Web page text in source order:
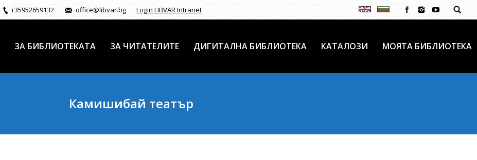
+35952659132 office@libvar.bg Login LIBVAR Intranet
ЗА БИБЛИОТЕКАТА ЗА ЧИТАТЕЛИТЕ ДИГИТАЛНА БИБЛИОТЕКА КАТАЛОЗИ МОЯТА БИБЛИОТЕКА
Камишибай театър